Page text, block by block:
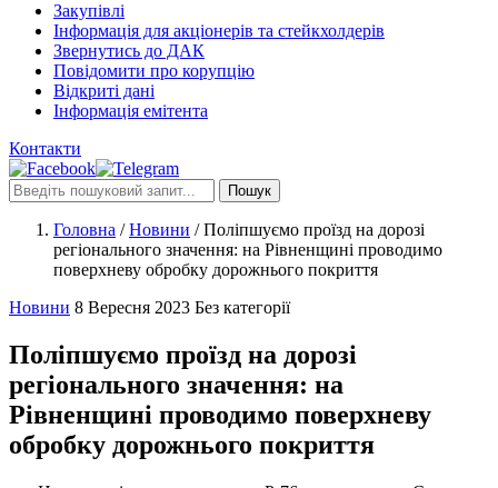
Закупівлі
Інформація для акціонерів та стейкхолдерів
Звернутись до ДАК
Повідомити про корупцію
Відкриті дані
Інформація емітента
Контакти
Пошук
Головна /Новини /Поліпшуємо проїзд на дорозі
регіонального значення: на Рівненщині проводимо
поверхневу обробку дорожнього покриття
Новини 8 Вересня 2023 Без категорії
Поліпшуємо проїзд на дорозі
регіонального значення: на
Рівненщині проводимо поверхневу
обробку дорожнього покриття